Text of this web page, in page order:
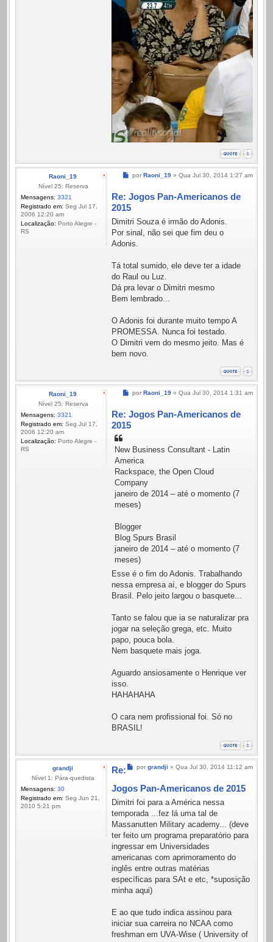
Raoni_19
Nível 25: Reserva
Mensagens: 3321
Registrado em: Seg Jul 17,
2006 12:20 am
Localização: Porto Alegre -
RS
Mensagem
por Raoni_19 » Qua Jul 30, 2014 1:27 am
Re: Jogos Pan-Americanos de
2015
Dimitri Souza é irmão do Adonis.
Por sinal, não sei que fim deu o
Adonis.
Tá total sumido, ele deve ter a idade
do Raul ou Luz.
Dá pra levar o Dimitri mesmo
Bem lembrado...
O Adonis foi durante muito tempo A
PROMESSA. Nunca foi testado.
O Dimitri vem do mesmo jeito. Mas é
bem novo.
Raoni_19
Nível 25: Reserva
Mensagens: 3321
Registrado em: Seg Jul 17,
2006 12:20 am
Localização: Porto Alegre -
RS
Mensagem
por Raoni_19 » Qua Jul 30, 2014 1:31 am
Re: Jogos Pan-Americanos de
2015
New Business Consultant - Latin
America
Rackspace, the Open Cloud
Company
janeiro de 2014 – até o momento (7
meses)
Blogger
Blog Spurs Brasil
janeiro de 2014 – até o momento (7
meses)
Esse é o fim do Adonis. Trabalhando
nessa empresa aí, e blogger do Spurs
Brasil. Pelo jeito largou o basquete...
Tanto se falou que ia se naturalizar pra
jogar na seleção grega, etc. Muito
papo, pouca bola.
Nem basquete mais joga.
Aguardo ansiosamente o Henrique ver
isso.
HAHAHAHA
O cara nem profissional foi. Só no
BRASIL!
grandji
Nível 1: Pára-quedista
Mensagens: 30
Registrado em: Seg Jun 21,
2010 5:21 pm
Mensagem
por grandji » Qua Jul 30, 2014 11:12 am
Re:
Jogos Pan-Americanos de 2015
Dimitri foi para a América nessa
temporada ...fez lá uma tal de
Massanutten Military academy... (deve
ter feito um programa preparatório para
ingressar em Universidades
americanas com aprimoramento do
inglês entre outras matérias
específicas para SAt e etc, *suposição
minha aqui)
E ao que tudo indica assinou para
iniciar sua carreira no NCAA como
freshman em UVA-Wise ( University of